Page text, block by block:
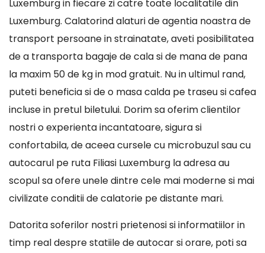
Luxemburg in fiecare zi catre toate localitatile din
Luxemburg. Calatorind alaturi de agentia noastra de
transport persoane in strainatate, aveti posibilitatea
de a transporta bagaje de cala si de mana de pana
la maxim 50 de kg in mod gratuit. Nu in ultimul rand,
puteti beneficia si de o masa calda pe traseu si cafea
incluse in pretul biletului. Dorim sa oferim clientilor
nostri o experienta incantatoare, sigura si
confortabila, de aceea cursele cu microbuzul sau cu
autocarul pe ruta Filiasi Luxemburg la adresa au
scopul sa ofere unele dintre cele mai moderne si mai
civilizate conditii de calatorie pe distante mari.
Datorita soferilor nostri prietenosi si informatiilor in
timp real despre statiile de autocar si orare, poti sa